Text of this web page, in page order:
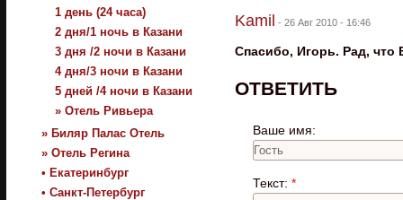
1 день (24 часа)
2 дня/1 ночь в Казани
3 дня /2 ночи в Казани
4 дня/3 ночи в Казани
5 дней /4 ночи в Казани
» Отель Ривьера
» Биляр Палас Отель
» Отель Регина
• Екатеринбург
• Санкт-Петербург
Kamil - 26 Авг 2010 - 16:46
Спасибо, Игорь. Рад,
ОТВЕТИТЬ
Ваше имя:
Текст: *